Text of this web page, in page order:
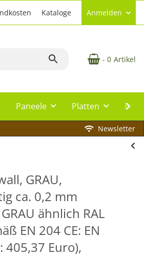
Kataloge Anmelden
- 0 Artikel
Paneele Platten
Newsletter
GRAU,
ca. 0,2 mm
ähnlich RAL
EN 204 CE: EN
405,37 Euro),